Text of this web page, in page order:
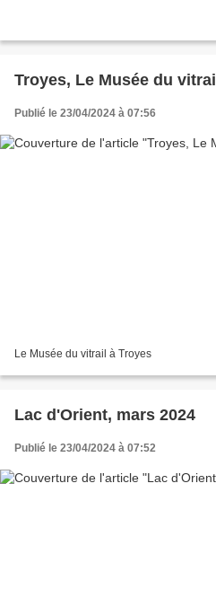
Troyes, Le Musée du vitrail
Publié le 23/04/2024 à 07:56
Le Musée du vitrail à Troyes
Lac d'Orient, mars 2024
Publié le 23/04/2024 à 07:52